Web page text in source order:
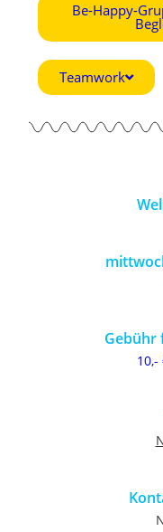
Be-Happy-
Teamwork
Gebühr